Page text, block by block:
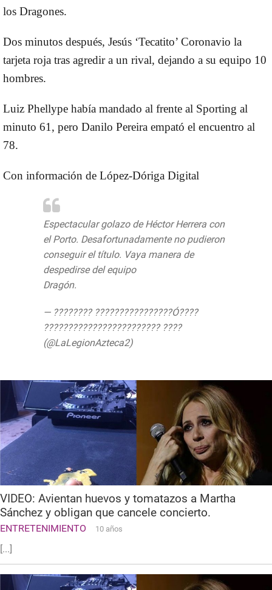
los Dragones.
Dos minutos después, Jesús ‘Tecatito’ Coronavio la
tarjeta roja tras agredir a un rival, dejando a su equipo 10
hombres.
Luiz Phellype había mandado al frente al Sporting al
minuto 61, pero Danilo Pereira empató el encuentro al
78.
Con información de López-Dóriga Digital
Espectacular golazo de Héctor Herrera con
el Porto. Desafortunadamente no pudieron
conseguir el título. Vaya manera de
despedirse del equipo
Dragón.
— ???????? ????????????????Ó????
???????????????????????? ????
(@LaLegionAzteca2)
VIDEO: Avientan huevos y tomatazos a Martha
Sánchez y obligan que cancele concierto.
ENTRETENIMIENTO 10 años
[...]